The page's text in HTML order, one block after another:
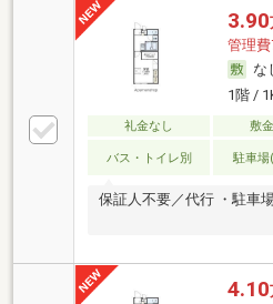
3.90
管理費
な
1階 /
礼金なし 敷
バス・トイレ別 駐車場
保証人不要／代行 ・駐車
4.10